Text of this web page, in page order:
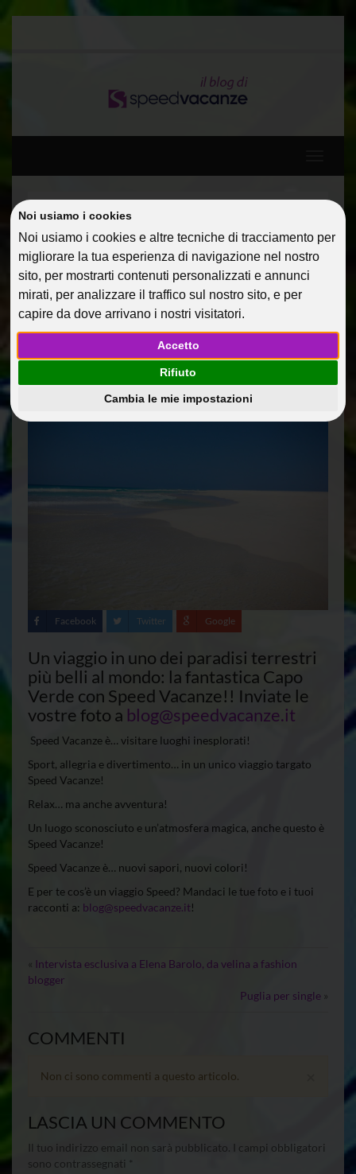
Noi usiamo i cookies
Noi usiamo i cookies e altre tecniche di tracciamento per
migliorare la tua esperienza di navigazione nel nostro
sito, per mostrarti contenuti personalizzati e annunci
mirati, per analizzare il traffico sul nostro sito, e per
capire da dove arrivano i nostri visitatori.
Accetto
Rifiuto
Cambia le mie impostazioni
Home
Guide Di Viaggio
CAPO VERDE
MOZZAFIATO… CON
SPEED VACANZE!
11 Giu 2012 Guide Di Viaggio comunicazione
Facebook Twitter Google
Un viaggio in uno dei paradisi terrestri
più belli al mondo: la fantastica Capo
Verde con Speed Vacanze!! Inviate le
vostre foto a blog@speedvacanze.it
Speed Vacanze è… visitare luoghi inesplorati!
Sport, allegria e divertimento… in un unico viaggio targato
Speed Vacanze!
Relax… ma anche avventura!
Un luogo sconosciuto e un’atmosfera magica, anche questo è
Speed Vacanze!
Speed Vacanze è… nuovi sapori, nuovi colori!
E per te cos’è un viaggio Speed? Mandaci le tue foto e i tuoi
racconti a: blog@speedvacanze.it!
« Intervista esclusiva a Elena Barolo, da velina a fashion
blogger
Puglia per single »
COMMENTI
Non ci sono commenti a questo articolo.
LASCIA UN COMMENTO
Il tuo indirizzo email non sarà pubblicato.
I campi obbligatori
sono contrassegnati